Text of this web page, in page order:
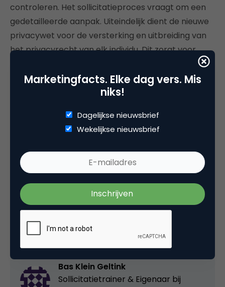
controleren. Het sollicitatieproces vraagt om een
gedetailleerde aanpak. Uiteindelijk dient de nieuwe
privacywet voor de versterking en uitbreiding van
het privacyrecht van elk individu. Dit zorgt voor
meer verantwoordelijkheden voor bedrijven, maar
ook voor een optimalisatie van het
sollicitatieproces. Wees voorzichtig met het
zorg dat alle data goed beveiligd is, dan kom je al
Deel dit artikel
Bas Klein Geltink
Sollicitatietrainer & Eigenaar bij
Marketingfacts. Elke dag vers. Mis
niks!
Dagelijkse nieuwsbrief
Wekelijkse nieuwsbrief